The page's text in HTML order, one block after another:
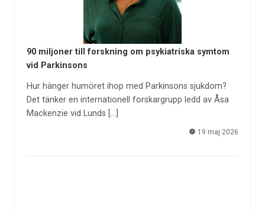
90 miljoner till forskning om psykiatriska symtom
vid Parkinsons
Hur hänger humöret ihop med Parkinsons sjukdom?
Det tänker en internationell forskargrupp ledd av Åsa
Mackenzie vid Lunds […]
19 maj 2026